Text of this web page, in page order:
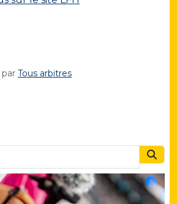
par Tous arbitres